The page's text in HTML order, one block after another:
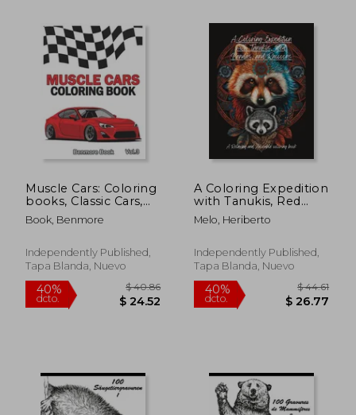
$ 33.51
Muscle Cars: Coloring
books, Classic Cars,
Trucks, Planes
Motorcycle and Bike
Coloring Book)
(Volume 3) (en Inglés)
Book, Benmore
Independently Published,
Tapa Blanda, Nuevo
A Coloring Expedition
with Tanukis, Red
Pandas, and
Raccoons: A Relaxing
coloring book (en
Inglés)
Melo, Heriberto
Independently Published,
Tapa Blanda, Nuevo